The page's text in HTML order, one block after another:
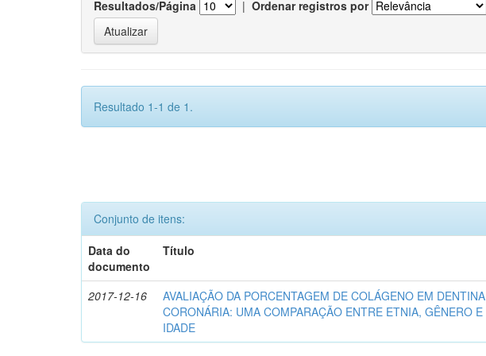
Resultados/Página | Ordenar registros por
Resultado 1-1 de 1.
Conjunto de itens:
Data do
documento
Título
2017-12-16
AVALIAÇÃO DA PORCENTAGEM DE COLÁGENO EM DENTINA
CORONÁRIA: UMA COMPARAÇÃO ENTRE ETNIA, GÊNERO E
IDADE